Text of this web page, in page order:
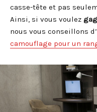
casse-tête et pas
Ainsi, si vous voulez
nous vous conseillons
camouflage pour un